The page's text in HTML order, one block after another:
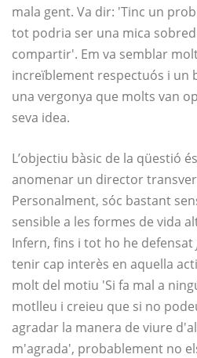
mala gent. Va dir: 'Tinc un
tot podria ser una mica
compartir'. Em va semblar
increïblement respectuós i un
una vergonya que molts van
seva idea.
L’objectiu bàsic de la qüestió
anomenar un director
Personalment, sóc bastant
sensible a les formes de vida
Infern, fins i tot ho he defensat
tenir cap interès en aquella
molt del motiu 'Si fa mal a
motlleu i creieu que si no
agradar la manera de viure
m'agrada', probablement no